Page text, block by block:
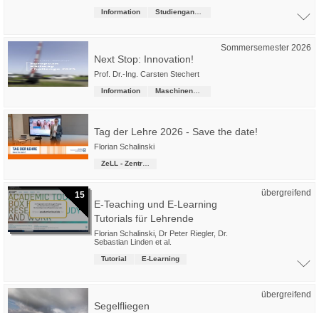
Information
Sommersemester 2026
Next Stop: Innovation!
Prof. Dr.-Ing. Carsten Stechert
Information
Tag der Lehre 2026 - Save the date!
Florian Schalinski
15 übergreifend
E-Teaching und E-Learning
Tutorials für Lehrende
Florian Schalinski Dr Peter Riegler, Dr.
Sebastian Linden et al.
Tutorial E-Learning
übergreifend
Segelfliegen